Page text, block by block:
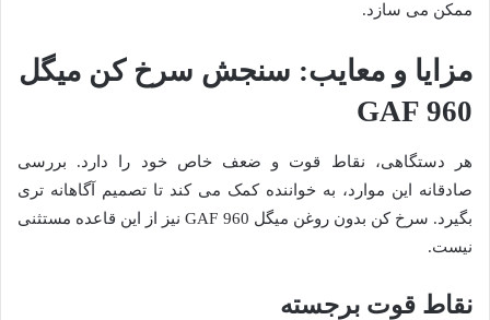
ممکن می سازد.
مزایا و معایب: سنجش سرخ کن میگل
GAF 960
هر دستگاهی، نقاط قوت و ضعف خاص خود را دارد. بررسی
صادقانه این موارد، به خواننده کمک می کند تا تصمیم آگاهانه تری
بگیرد. سرخ کن بدون روغن میگل GAF 960 نیز از این قاعده مستثنی
نیست.
نقاط قوت برجسته